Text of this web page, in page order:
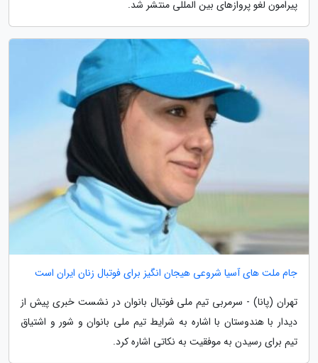
پیرامون لغو پروازهای بین المللی منتشر شد.
جام ملت های آسیا شروعی هیجان انگیز برای فوتبال زنان ایران است
تهران (پانا) - سرمربی تیم ملی فوتبال بانوان در نشست خبری پیش از
دیدار با هندوستان با اشاره به شرایط تیم ملی بانوان و شور و اشتیاق
تیم برای رسیدن به موفقیت به نکاتی اشاره کرد.